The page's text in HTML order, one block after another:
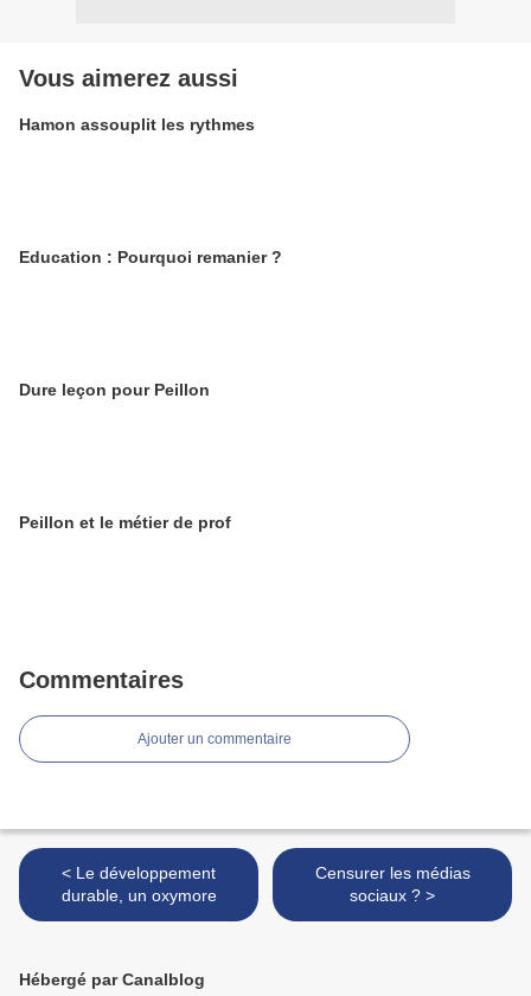
Vous aimerez aussi
Hamon assouplit les rythmes
Education : Pourquoi remanier ?
Dure leçon pour Peillon
Peillon et le métier de prof
Commentaires
Ajouter un commentaire
< Le développement
durable, un oxymore
Censurer les médias
sociaux ? >
Hébergé par Canalblog